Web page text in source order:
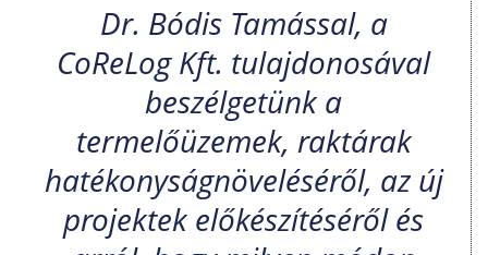
Dr. Bódis Tamással, a
CoReLog Kft. tulajdonosával
beszélgetünk a
termelőüzemek, raktárak
hatékonyságnöveléséről, az új
projektek előkészítéséről és